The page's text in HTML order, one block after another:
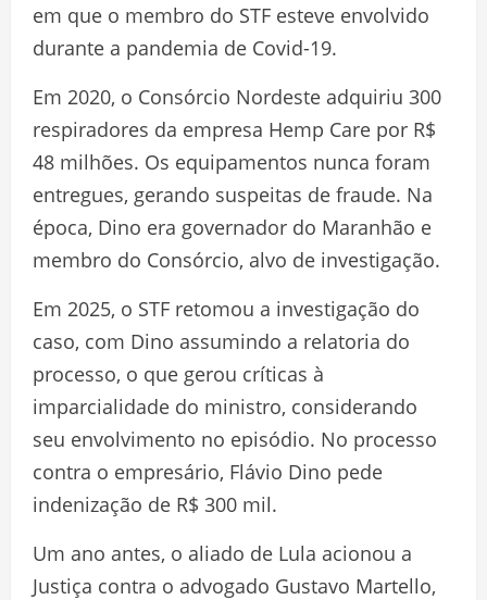
em que o membro do STF esteve envolvido
durante a pandemia de Covid-19.
Em 2020, o Consórcio Nordeste adquiriu 300
respiradores da empresa Hemp Care por R$
48 milhões. Os equipamentos nunca foram
entregues, gerando suspeitas de fraude. Na
época, Dino era governador do Maranhão e
membro do Consórcio, alvo de investigação.
Em 2025, o STF retomou a investigação do
caso, com Dino assumindo a relatoria do
processo, o que gerou críticas à
imparcialidade do ministro, considerando
seu envolvimento no episódio. No processo
contra o empresário, Flávio Dino pede
indenização de R$ 300 mil.
Um ano antes, o aliado de Lula acionou a
Justiça contra o advogado Gustavo Martello,